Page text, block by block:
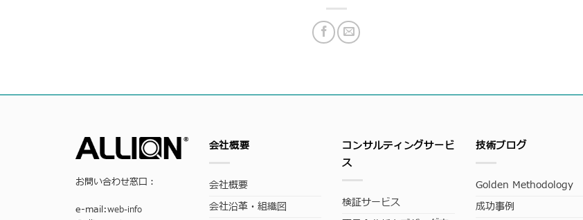
お問い合わせ窓口：
e-mail:web-info
会社概要
会社概要
会社沿革・組織図
コンサルティングサービ
ス
検証サービス
技術ブログ
Golden Methodology
成功事例